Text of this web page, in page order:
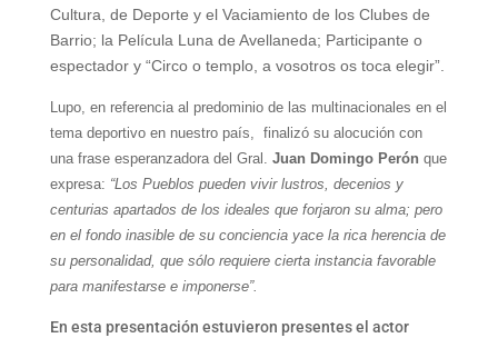
Cultura, de Deporte y el Vaciamiento de los Clubes de
Barrio; la Película Luna de Avellaneda; Participante o
espectador y “Circo o templo, a vosotros os toca elegir”.
Lupo, en referencia al predominio de las multinacionales en el
tema deportivo en nuestro país, finalizó su alocución con
una frase esperanzadora del Gral. Juan Domingo Perón que
expresa: “Los Pueblos pueden vivir lustros, decenios y
centurias apartados de los ideales que forjaron su alma; pero
en el fondo inasible de su conciencia yace la rica herencia de
su personalidad, que sólo requiere cierta instancia favorable
para manifestarse e imponerse”.
En esta presentación estuvieron presentes el actor